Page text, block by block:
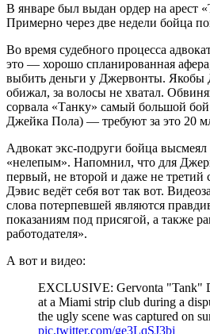
В январе был выдан ордер на арест
Примерно через две недели бойца
Во время судебного процесса
это — хорошо спланированная
выбить деньги у Джервонты.
обижал, за волосы не хватал.
сорвала «Танку» самый большой бой
Джейка Пола) — требуют за это 20
Адвокат экс-подруги бойца высмеял
«нелепым». Напомнил, что для
первый, не второй и даже не третий
Дэвис ведёт себя вот так вот.
слова потерпевшей являются
показаниям под присягой, а также
работодателя».
А вот и видео:
EXCLUSIVE: Gervonta "Tank"
at a Miami strip club during a
the ugly scene was captured on
pic.twitter.com/ge3LqSJ3bj